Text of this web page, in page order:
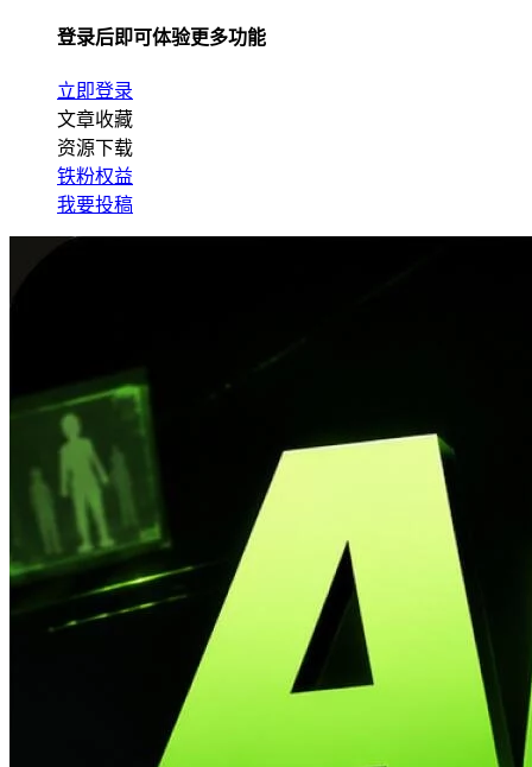
登录后即可体验更多功能
立即登录
文章收藏
资源下载
铁粉权益
我要投稿